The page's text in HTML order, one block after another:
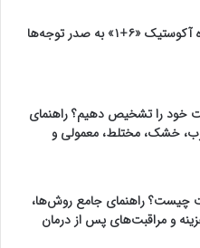
ابرو یاشار با پروژه آکوستیک «۶+۱» به صدر توجه‌ها
خود را تشخیص دهیم؟ راهنمای
خشک، مختلط، معمولی و
چیست؟ راهنمای جامع روش‌ها،
و مراقبت‌های پس از درمان